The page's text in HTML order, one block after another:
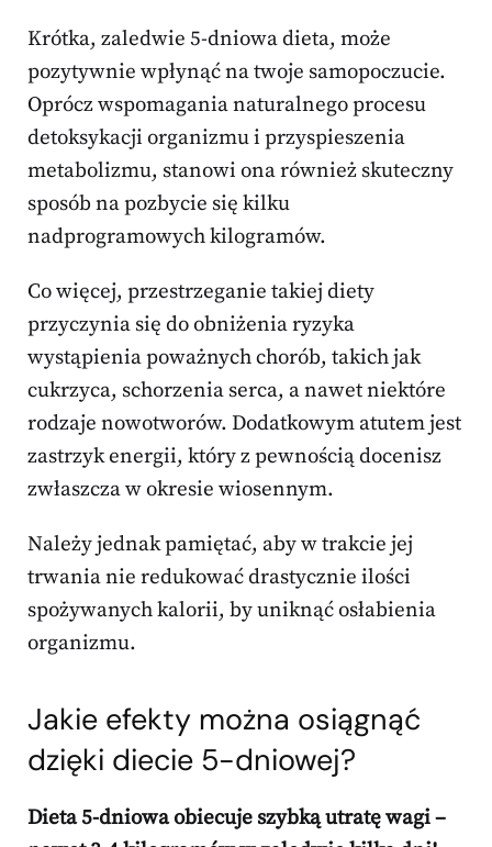
Krótka, zaledwie 5-dniowa dieta, może
pozytywnie wpłynąć na twoje samopoczucie.
Oprócz wspomagania naturalnego procesu
detoksykacji organizmu i przyspieszenia
metabolizmu, stanowi ona również skuteczny
sposób na pozbycie się kilku
nadprogramowych kilogramów.
Co więcej, przestrzeganie takiej diety
przyczynia się do obniżenia ryzyka
wystąpienia poważnych chorób, takich jak
cukrzyca, schorzenia serca, a nawet niektóre
rodzaje nowotworów. Dodatkowym atutem jest
zastrzyk energii, który z pewnością docenisz
zwłaszcza w okresie wiosennym.
Należy jednak pamiętać, aby w trakcie jej
trwania nie redukować drastycznie ilości
spożywanych kalorii, by uniknąć osłabienia
organizmu.
Jakie efekty można osiągnąć
dzięki diecie 5-dniowej?
Dieta 5-dniowa obiecuje szybką utratę wagi –